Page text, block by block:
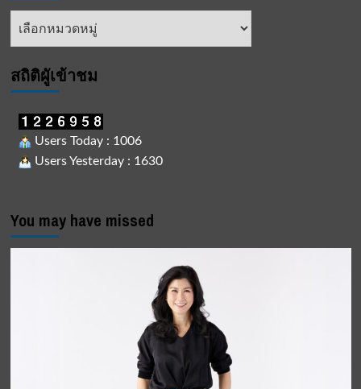
หัวข้อ
สถิติผูัเข้าชม
Users Today : 1006
Users Yesterday : 1630
You may have missed